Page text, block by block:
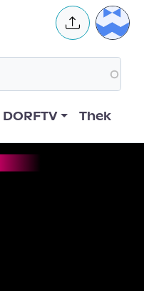
User
DORFTV Thek